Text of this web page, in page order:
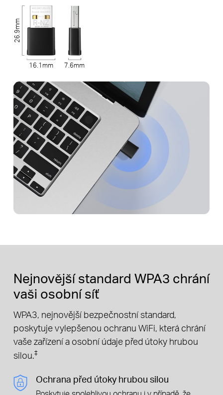
26.9mm
16.1mm 7.6mm
Nejnovější standard WPA3 chrání
vaši osobní síť
WPA3, nejnovější bezpečnostní standard,
poskytuje vylepšenou ochranu WiFi, která chrání
vaše zařízení a osobní údaje před útoky hrubou
silou.‡
Ochrana před útoky hrubou silou